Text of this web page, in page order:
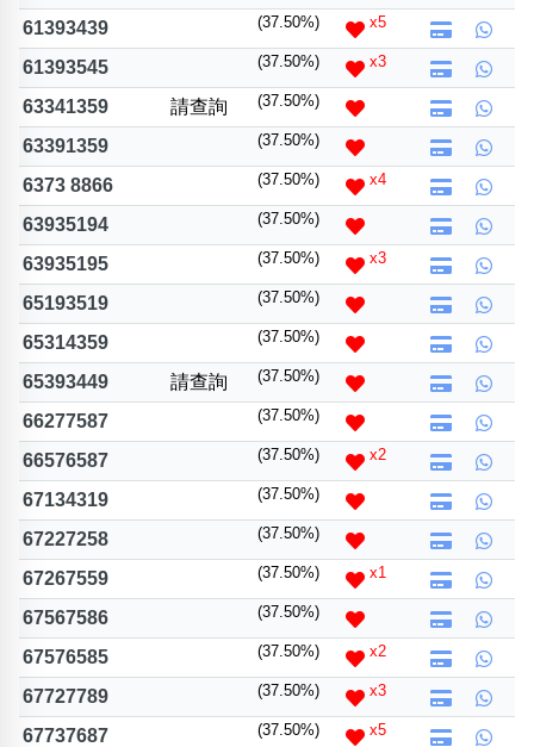
61393439 (37.50%) x5
61393545 (37.50%) x3
63341359 請查詢 (37.50%)
63391359 (37.50%)
6373 8866 (37.50%) x4
63935194 (37.50%)
63935195 (37.50%) x3
65193519 (37.50%)
65314359 (37.50%)
65393449 請查詢 (37.50%)
66277587 (37.50%)
66576587 (37.50%) x2
67134319 (37.50%)
67227258 (37.50%)
67267559 (37.50%) x1
67567586 (37.50%)
67576585 (37.50%) x2
67727789 (37.50%) x3
67737687 (37.50%) x5